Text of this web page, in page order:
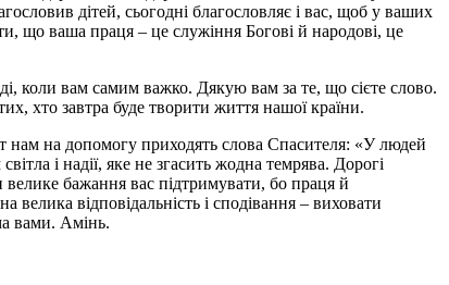
дітей, сьогодні благословляє і вас, щоб у ваших
що ваша праця – це служіння Богові й народові, це
коли вам самим важко. Дякую вам за те, що сієте слово.
хто завтра буде творити життя нашої країни.
нам на допомогу приходять слова Спасителя: «У людей
і надії, яке не згасить жодна темрява. Дорогі
велике бажання вас підтримувати, бо праця й
відповідальність і сподівання – виховати
вами. Амінь.